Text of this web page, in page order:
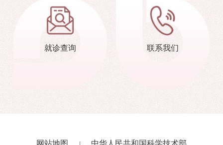
就诊查询 联系我们
网站地图 中华人民共和国科学技术部